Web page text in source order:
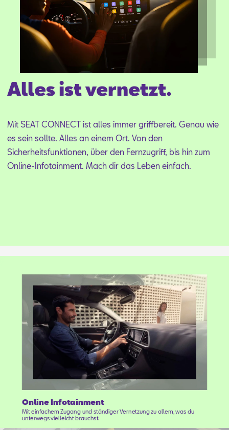
Aktionen
Alles ist vernetzt.
Mit SEAT CON­NECT ist al­les im­mer griff­be­reit. Ge­nau wie
es sein soll­te. Al­les an ei­nem Ort. Von den
Si­cher­heits­funk­tio­nen, über den Fern­zu­griff, bis hin zum
On­line-In­fo­tain­ment. Mach dir das Le­ben ein­fach.
Online Infotainment
Mit einfachem Zugang und ständiger Vernetzung zu allem, was du
unterwegs vielleicht brauchst.